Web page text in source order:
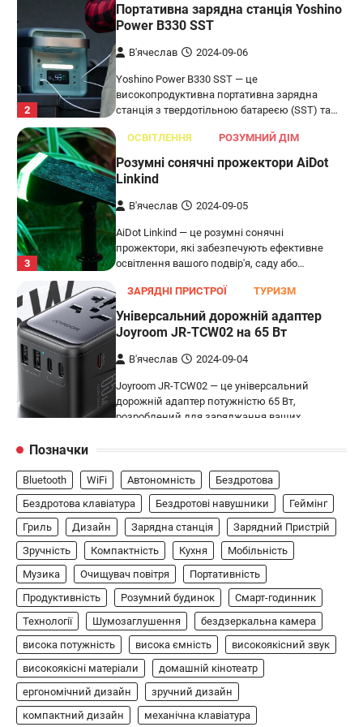
2
Портативна зарядна станція Yoshino
Power B330 SST
В'ячеслав 2024-09-06
Yoshino Power B330 SST — це
високопродуктивна портативна зарядна
станція з твердотільною батареєю (SST) та…
3
ОСВІТЛЕННЯ РОЗУМНИЙ ДІМ
Розумні сонячні прожектори AiDot
Linkind
В'ячеслав 2024-09-05
AiDot Linkind — це розумні сонячні
прожектори, які забезпечують ефективне
освітлення вашого подвір'я, саду або…
ЗАРЯДНІ ПРИСТРОЇ ТУРИЗМ
Універсальний дорожній адаптер
Joyroom JR-TCW02 на 65 Вт
В'ячеслав 2024-09-04
Joyroom JR-TCW02 — це універсальний
дорожній адаптер потужністю 65 Вт,
розроблений для заряджання ваших
5
Бездротовий контролер 8BitDo Lite
SE 2.4G для Xbox
В'ячеслав 2024-09-03
8BitDo Lite SE 2.4G — це компактний
бездротовий контролер, розроблений
спеціально для Xbox. Завдяки своєму…
АУДІО КОЛОНКИ
Бездротова колонка LG XBOOM Go
XG2T
В'ячеслав 2024-09-07
LG XBOOM Go XG2T — це компактна
бездротова колонка, яка поєднує в собі
Позначки
Bluetooth WiFi Автономність
Бездротова
Бездротова клавіатура
Бездротові навушники
Геймінг
Гриль
Дизайн Зарядна станція
Зарядний Пристрій
Зручність
Компактність Кухня
Мобільність
Музика
Очищувач повітря
Портативність
Продуктивність
Розумний будинок
Смарт-годинник
Технології
Шумозаглушення
бездзеркальна камера
висока потужність
висока ємність
високоякісний звук
високоякісні матеріали
домашній кінотеатр
ергономічний дизайн
зручний дизайн
компактний дизайн
механічна клавіатура